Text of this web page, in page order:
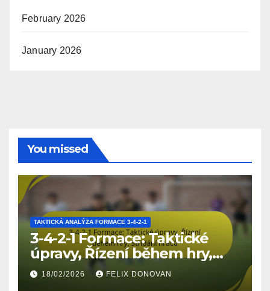
February 2026
January 2026
You missed
TAKTICKÁ ANALÝZA FORMACE 3-4-2-1
3-4-2-1 Formace: Taktické
úpravy, Řízení během hry,
Střídání hráčů
18/02/2026 FELIX DONOVAN